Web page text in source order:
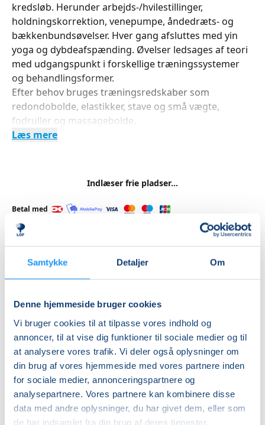
Samtykke Detaljer Om
Denne hjemmeside bruger cookies
Vi bruger cookies til at tilpasse vores indhold og
annoncer, til at vise dig funktioner til sociale medier og til
at analysere vores trafik. Vi deler også oplysninger om
din brug af vores hjemmeside med vores partnere inden
for sociale medier, annonceringspartnere og
analysepartnere. Vores partnere kan kombinere disse
data med andre oplysninger, du har givet dem, eller som
de har indsamlet fra din brug af deres tjenester.
kredsløb. Herunder arbejds-/hvilestillinger,
holdningskorrektion, venepumpe, åndedræts- og
bækkenbundsøvelser. Hver gang afsluttes med yin
yoga og dybdeafspænding. Øvelser ledsages af teori
med udgangspunkt i forskellige træningssystemer
og behandlingsformer.
Efter behov bruges træningsredskaber som
redondobolde, elastikker, stave og små vægte,
fodruller og massagebolde.
Læs mere
Indlæser frie pladser...
Betal med
Priser
undervisning
DKK 1.240,00
Info
Nummer
462251
Første mødegang